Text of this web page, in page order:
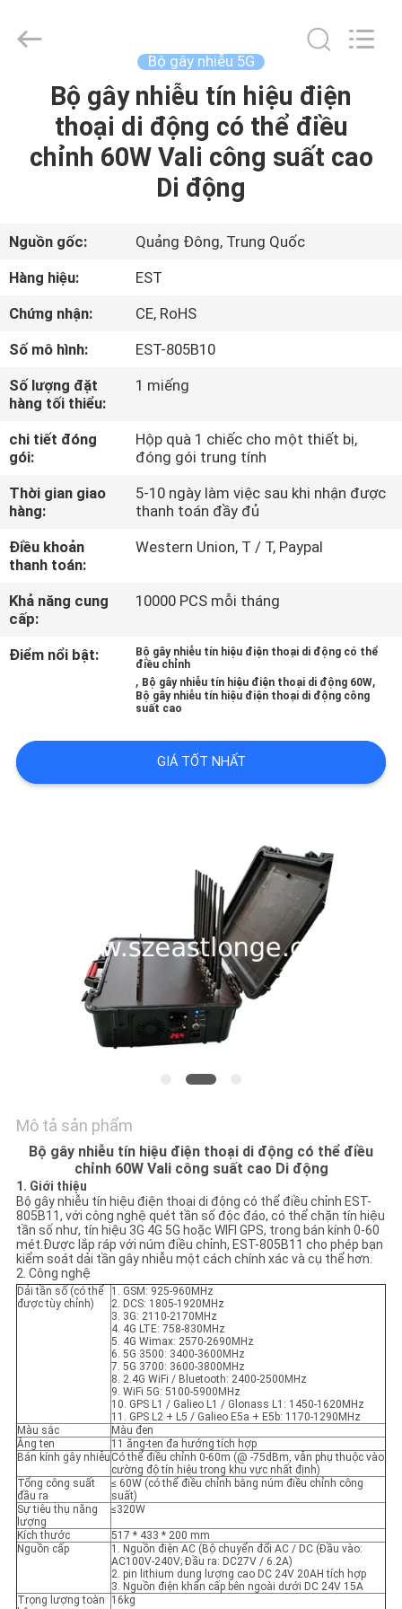
TRANG
PHẨM
VIDEO
VỀ
CHÚNG
TÔI
QUAN
NHÀ
MÁY
KIỂM
SOÁT
LIÊN
TRƯỜNG
YÊU
CẦU
BÁO
GIÁ
SƠ
ĐỒ
PRIVACY
POLICY
Bộ gây nhiễu 5G
Bộ gây nhiễu tín hiệu điện
thoại di động có thể điều
chỉnh 60W Vali công suất cao
Di động
Nguồn gốc:
Quảng Đông, Trung Quốc
Hàng hiệu:
EST
Chứng nhận:
CE, RoHS
Số mô hình:
EST-805B10
Số lượng đặt
hàng tối thiểu:
1 miếng
chi tiết đóng
gói:
Hộp quà 1 chiếc cho một thiết bị,
đóng gói trung tính
Thời gian giao
hàng:
5-10 ngày làm việc sau khi nhận được
thanh toán đầy đủ
Điều khoản
thanh toán:
Western Union, T / T, Paypal
Khả năng cung
cấp:
10000 PCS mỗi tháng
Điểm nổi bật:
Bộ gây nhiễu tín hiệu điện thoại di động có thể
điều chỉnh
, Bộ gây nhiễu tín hiệu điện thoại di động 60W,
Bộ gây nhiễu tín hiệu điện thoại di động công
suất cao
GIÁ TỐT NHẤT
Mô tả sản phẩm
Bộ gây nhiễu tín hiệu điện thoại di động có thể điều
chỉnh 60W Vali công suất cao Di động
1. Giới thiệu
Bộ gây nhiễu tín hiệu điện thoại di động có thể điều chỉnh EST-
805B11, với công nghệ quét tần số độc đáo, có thể chặn tín hiệu
tần số như, tín hiệu 3G 4G 5G hoặc WIFI GPS, trong bán kính 0-60
mét.Được lắp ráp với núm điều chỉnh, EST-805B11 cho phép bạn
kiểm soát dải tần gây nhiễu một cách chính xác và cụ thể hơn.
2. Công nghệ
Dải tần số (có thể
được tùy chỉnh)
1. GSM: 925-960MHz
2. DCS: 1805-1920MHz
3. 3G: 2110-2170MHz
4. 4G LTE: 758-830MHz
5. 4G Wimax: 2570-2690MHz
6. 5G 3500: 3400-3600MHz
7. 5G 3700: 3600-3800MHz
8. 2.4G WiFi / Bluetooth: 2400-2500MHz
9. WiFi 5G: 5100-5900MHz
10. GPS L1 / Galieo L1 / Glonass L1: 1450-1620MHz
11. GPS L2 + L5 / Galieo E5a + E5b: 1170-1290MHz
Màu sắc
Màu đen
Ăng ten
11 ăng-ten đa hướng tích hợp
Bán kính gây nhiễu Có thể điều chỉnh 0-60m (@ -75dBm, vẫn phụ thuộc vào
cường độ tín hiệu trong khu vực nhất định)
Tổng công suất
đầu ra
≤ 60W (có thể điều chỉnh bằng núm điều chỉnh công
suất)
Sự tiêu thụ năng
lượng
≤320W
Kích thước
517 * 433 * 200 mm
Nguồn cấp
1. Nguồn điện AC (Bộ chuyển đổi AC / DC (Đầu vào:
AC100V-240V; Đầu ra: DC27V / 6.2A)
2. pin lithium dung lượng cao DC 24V 20AH tích hợp
3. Nguồn điện khẩn cấp bên ngoài dưới DC 24V 15A
Trọng lượng toàn
16kg